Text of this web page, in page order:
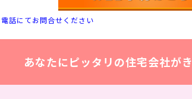
話にてお問合せください
あなたにピッタリの住宅会社が